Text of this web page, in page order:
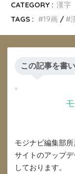
CATEGORY : 漢字
TAGS :
19画
この記事を書
モジナビ編集部
サイトのアップ
しております。